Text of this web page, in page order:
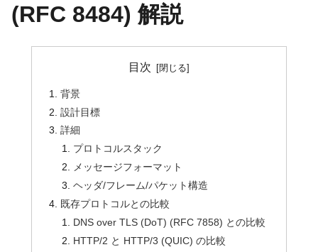
(RFC 8484) 解説
目次
背景
設計目標
詳細
プロトコルスタック
メッセージフォーマット
ヘッダ/フレーム/パケット構造
既存プロトコルとの比較
DNS over TLS (DoT) (RFC 7858) との比較
HTTP/2 と HTTP/3 (QUIC) の比較